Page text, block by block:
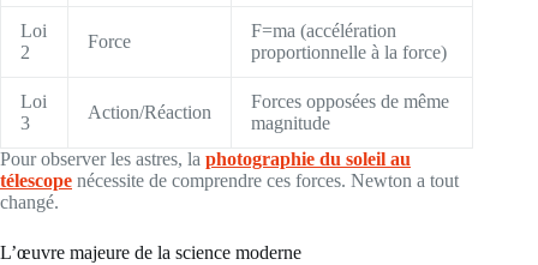
Loi
2
Force
F=ma (accélération
proportionnelle à la force)
Loi
3
Action/Réaction
Forces opposées de même
magnitude
Pour observer les astres, la photographie du soleil au
télescope nécessite de comprendre ces forces. Newton a tout
changé.
L’œuvre majeure de la science moderne